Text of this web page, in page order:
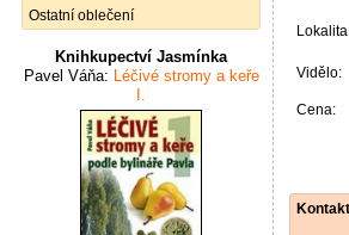
Ostatní oblečení
Knihkupectví Jasmínka
Pavel Váňa: Léčivé stromy a keře
I.
Vidělo:
Cena: